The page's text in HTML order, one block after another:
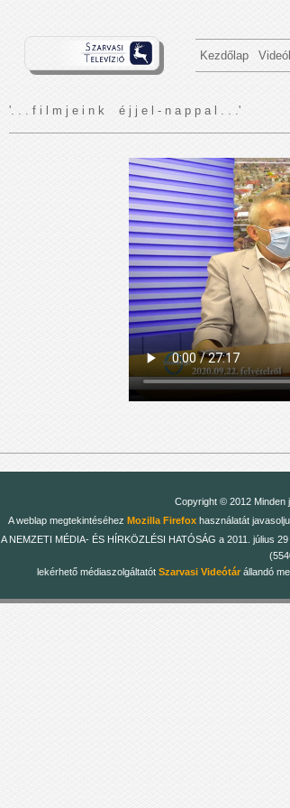
Kezdőlap
'. . . f i l m j e i n k é j j e l - n a p p a l . . .'
Copyright © 2012
A weblap megtekintéséhezMozilla Firefox használatát
A NEMZETI MÉDIA- ÉS HÍRKÖZLÉSI HATÓSÁG a 2011. július
lekérhető médiaszolgáltatótSzarvasi Videótár állandó